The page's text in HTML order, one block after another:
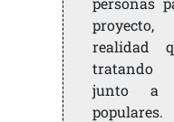
realidad
tratando
junto a
populares.